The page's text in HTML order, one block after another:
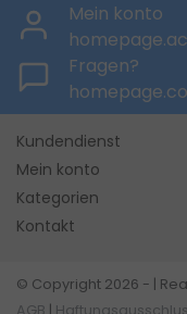
Mein konto
Fragen?
Kundendienst
Mein konto
Kategorien
Kontakt
© Copyright 2026 - |